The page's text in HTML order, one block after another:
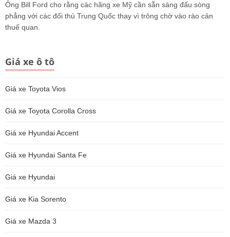
Ông Bill Ford cho rằng các hãng xe Mỹ cần sẵn sàng đấu sòng
phẳng với các đối thủ Trung Quốc thay vì trông chờ vào rào cản
thuế quan.
Giá xe ô tô
Giá xe Toyota Vios
Giá xe Toyota Corolla Cross
Giá xe Hyundai Accent
Giá xe Hyundai Santa Fe
Giá xe Hyundai
Giá xe Kia Sorento
Giá xe Mazda 3